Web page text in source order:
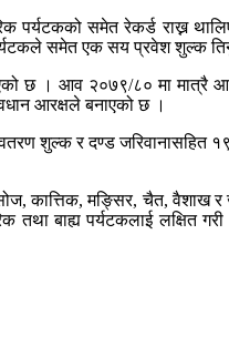
पर्यटकको समेत रेकर्ड राख्न
समेत एक सय प्रवेश शुल्क
छ । आव २०७९/८० मा मात्रै
आरक्षले बनाएको छ ।
शुल्क र दण्ड
कात्तिक, मङ्सिर, चैत,
तथा बाह्य पर्यटकलाई